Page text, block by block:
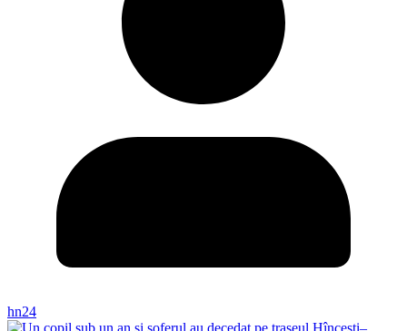
hn24